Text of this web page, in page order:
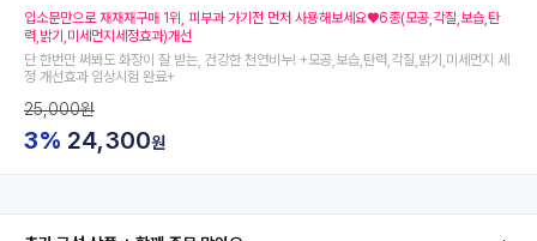
입소문만으로 재재재구매 1위, 피부과 가기전 먼저 사용해보세요♥6종(모공,각질,보습,탄
력,밝기,미세먼지세정효과)개선
단 한번만 써봐도 화장이 잘 받는, 건강한 천연비누! +모공,보습,탄력,각질,밝기,미세먼지 세
정 개선효과 임상시험 완료+
25,000원
3% 24,300원